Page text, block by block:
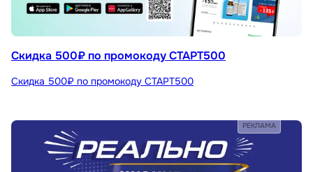
Скидка 500₽ по промокоду СТАРТ500
Скидка 500₽ по промокоду СТАРТ500
РЕКЛАМА